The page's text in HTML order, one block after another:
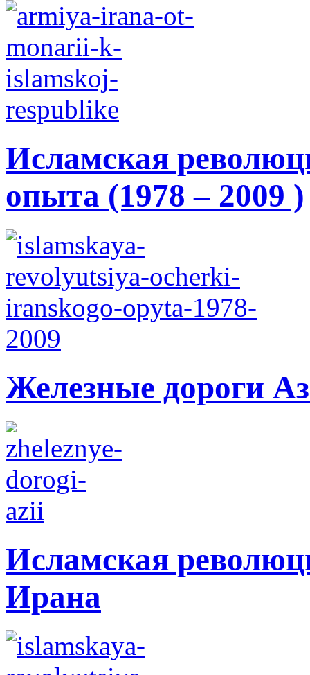
Исламская
опыта (1978 – 2009 )
Железные дороги
Исламская
Ирана